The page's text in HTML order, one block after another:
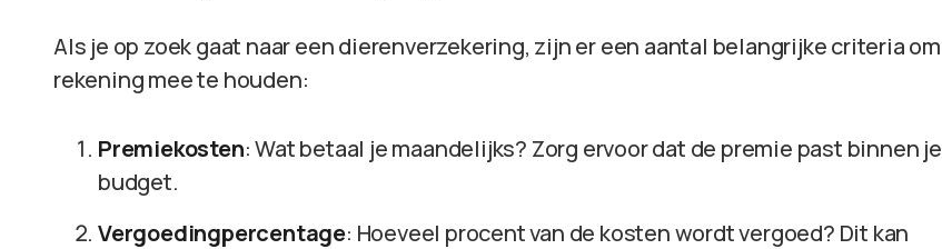
Als je op zoek gaat naar een dierenverzekering, zijn er een aantal belangrijke criteria om
rekening mee te houden:
Premiekosten: Wat betaal je maandelijks? Zorg ervoor dat de premie past binnen je
budget.
Vergoedingpercentage: Hoeveel procent van de kosten wordt vergoed? Dit kan